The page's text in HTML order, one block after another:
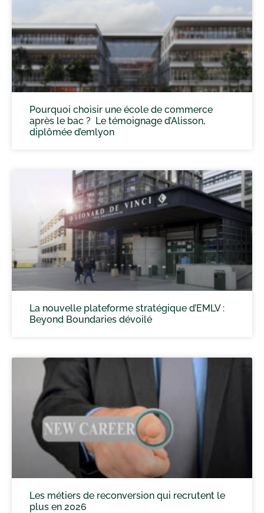
Pourquoi choisir une école de commerce
après le bac ? Le témoignage d’Alisson,
diplômée d’emlyon
La nouvelle plateforme stratégique d’EMLV :
Beyond Boundaries dévoilé
Les métiers de reconversion qui recrutent le
plus en 2026